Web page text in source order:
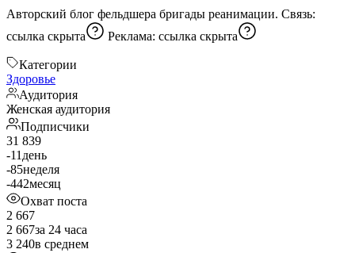
Авторский блог фельдшера бригады реанимации. Связь:
ссылка скрыта
Реклама: ссылка скрыта
Категории
Здоровье
Аудитория
Женская аудитория
Подписчики
31 839
-11 день
-85неделя
-442месяц
Охват поста
2 667
2 667за 24 часа
3 240в среднем